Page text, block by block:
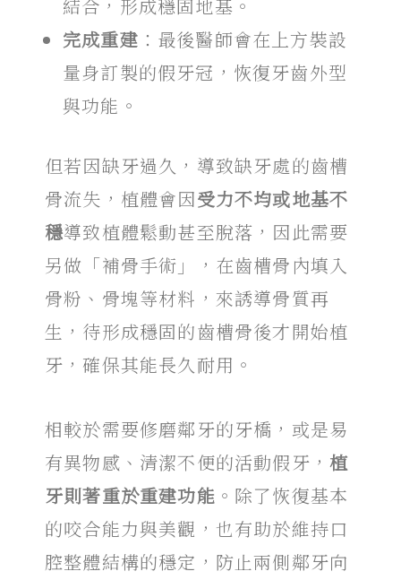
結合，形成穩固地基。
完成重建 ：最後醫師會在上方裝設
量身訂製的假牙冠，恢復牙齒外型
與功能。
但若因缺牙過久，導致缺牙處的齒槽
骨流失，植體會因受力不均或地基不
穩導致植體鬆動甚至脫落，因此需要
另做「補骨手術」，在齒槽骨內填入
骨粉、骨塊等材料，來誘導骨質再
生，待形成穩固的齒槽骨後才開始植
牙，確保其能長久耐用。
相較於需要修磨鄰牙的牙橋，或是易
有異物感、清潔不便的活動假牙， 植
牙則著重於重建功能 。除了恢復基本
的咬合能力與美觀，也有助於維持口
腔整體結構的穩定，防止兩側鄰牙向